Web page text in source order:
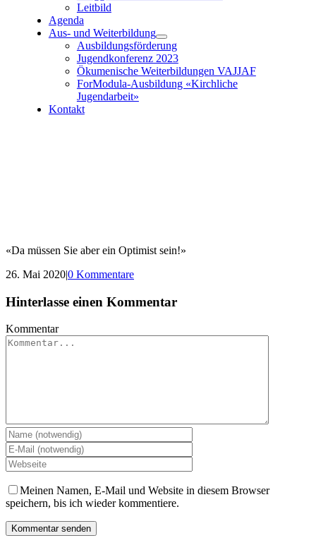
Leitbild
Agenda
Aus- und Weiterbildung
Ausbildungsförderung
Jugendkonferenz 2023
Ökumenische Weiterbildungen VAJJAF
ForModula-Ausbildung «Kirchliche
Jugendarbeit»
Kontakt
«Da müssen Sie aber ein Optimist sein!»
26. Mai 2020|0 Kommentare
Hinterlasse einen Kommentar
Kommentar
Meinen Namen, E-Mail und Website in diesem Browser
speichern, bis ich wieder kommentiere.